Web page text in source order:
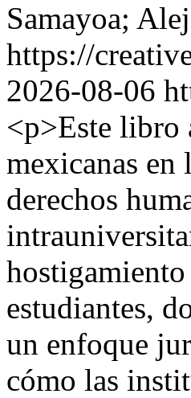
Samayoa;
https://
2026-08-06
<p>Este libro
mexicanas en
derechos
estudiantes,
un enfoque
cómo las